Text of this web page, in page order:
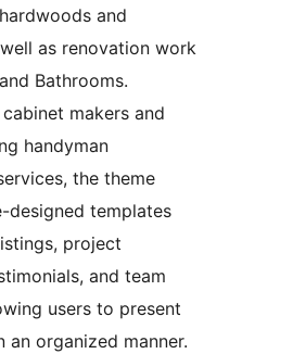
and
as renovation work
Bathrooms.
makers and
handyman
the theme
designed templates
project
and team
users to present
an organized manner.